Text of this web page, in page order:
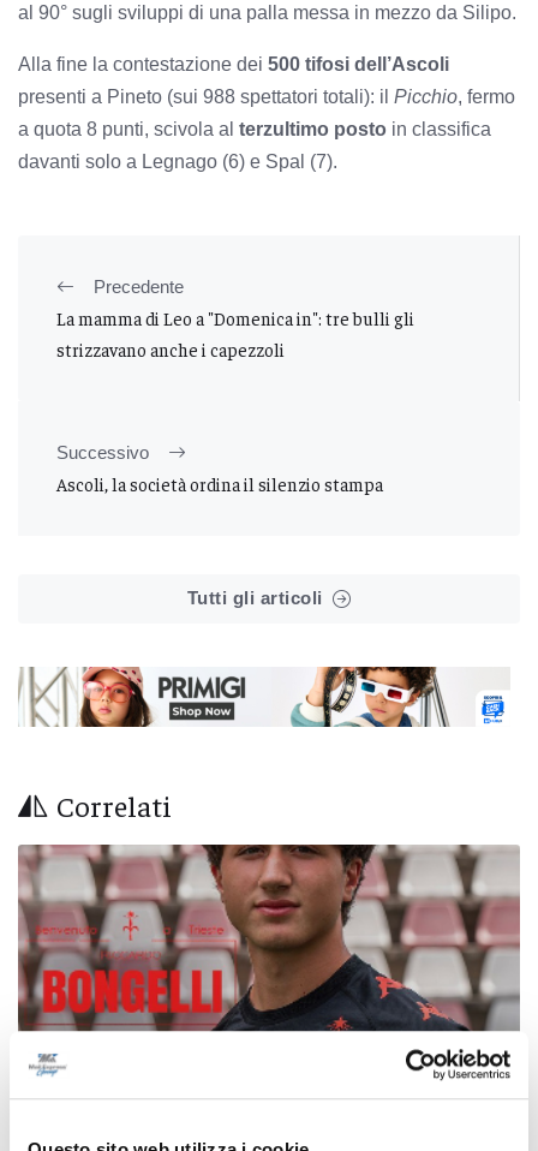
al 90° sugli sviluppi di una palla messa in mezzo da Silipo.
Alla fine la contestazione dei 500 tifosi dell’Ascoli
presenti a Pineto (sui 988 spettatori totali): il Picchio, fermo
a quota 8 punti, scivola al terzultimo posto in classifica
davanti solo a Legnago (6) e Spal (7).
Precedente
La mamma di Leo a "Domenica in": tre bulli gli
strizzavano anche i capezzoli
Successivo
Ascoli, la società ordina il silenzio stampa
Tutti gli articoli
Correlati